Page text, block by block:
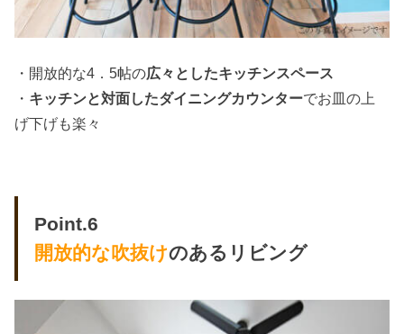
・開放的な4．5帖の広々としたキッチンスペース
・ キッチンと対面したダイニングカウンターでお皿の上
げ下げも楽々
Point.6
開放的な吹抜けのあるリビング